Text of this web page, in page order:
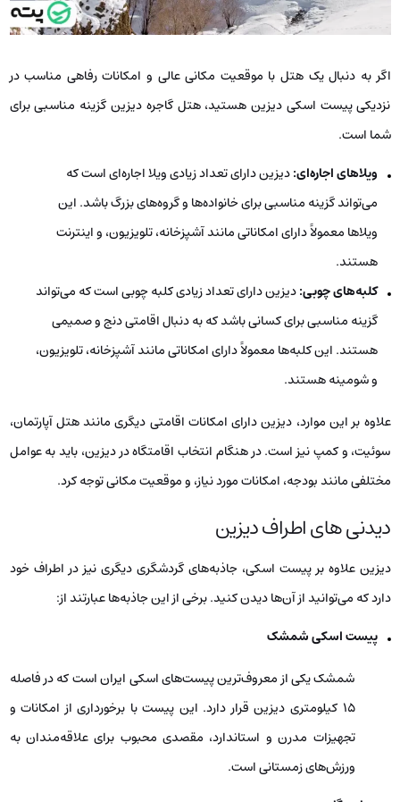
اگر به دنبال یک هتل با موقعیت مکانی عالی و امکانات رفاهی مناسب در
نزدیکی پیست اسکی دیزین هستید، هتل گاجره دیزین گزینه مناسبی برای
شما است.
ویلاهای اجاره‌ای:دیزین دارای تعداد زیادی ویلا اجاره‌ای است که
می‌تواند گزینه مناسبی برای خانواده‌ها و گروه‌های بزرگ باشد. این
ویلاها معمولاً دارای امکاناتی مانند آشپزخانه، تلویزیون، و اینترنت
هستند.
کلبه‌های چوبی:دیزین دارای تعداد زیادی کلبه چوبی است که می‌تواند
گزینه مناسبی برای کسانی باشد که به دنبال اقامتی دنج و صمیمی
هستند. این کلبه‌ها معمولاً دارای امکاناتی مانند آشپزخانه، تلویزیون،
و شومینه هستند.
علاوه بر این موارد، دیزین دارای امکانات اقامتی دیگری مانند هتل آپارتمان،
سوئیت، و کمپ نیز است. در هنگام انتخاب اقامتگاه در دیزین، باید به عوامل
مختلفی مانند بودجه، امکانات مورد نیاز، و موقعیت مکانی توجه کرد.
دیدنی های اطراف دیزین
دیزین علاوه بر پیست اسکی، جاذبه‌های گردشگری دیگری نیز در اطراف خود
دارد که می‌توانید از آن‌ها دیدن کنید. برخی از این جاذبه‌ها عبارتند از:
پیست اسکی شمشک
شمشک یکی از معروف‌ترین پیست‌های اسکی ایران است که در فاصله
۱۵ کیلومتری دیزین قرار دارد. این پیست با برخورداری از امکانات و
تجهیزات مدرن و استاندارد، مقصدی محبوب برای علاقه‌مندان به
ورزش‌های زمستانی است.